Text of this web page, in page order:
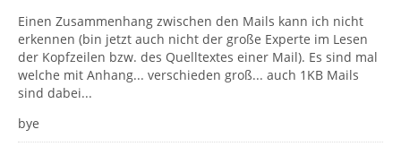
Einen Zusammenhang zwischen den Mails kann ich nicht
erkennen (bin jetzt auch nicht der große Experte im Lesen
der Kopfzeilen bzw. des Quelltextes einer Mail). Es sind mal
welche mit Anhang... verschieden groß... auch 1KB Mails
sind dabei...
bye